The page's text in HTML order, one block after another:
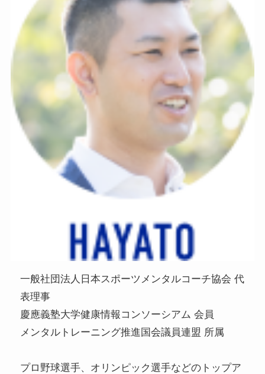
一般社団法人日本スポーツメンタルコーチ協会 代
表理事
慶應義塾大学健康情報コンソーシアム 会員
メンタルトレーニング推進国会議員連盟 所属
プロ野球選手、オリンピック選手などのトップア